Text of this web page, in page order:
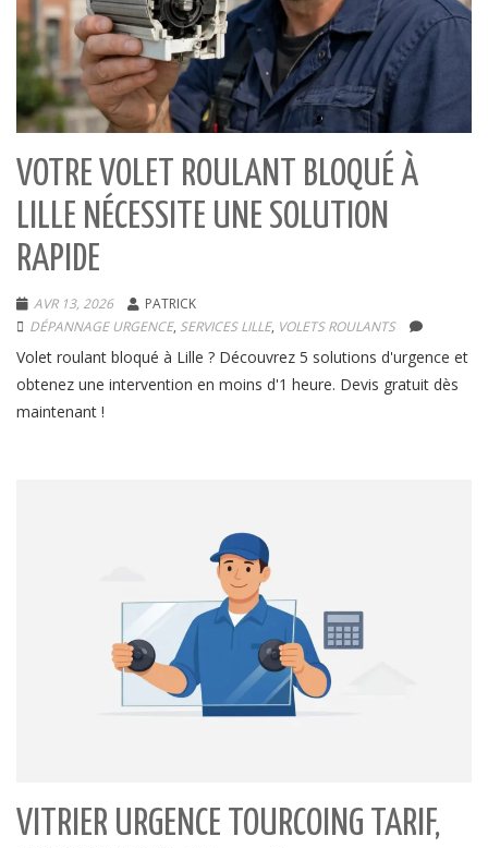
VOTRE VOLET ROULANT BLOQUÉ À
LILLE NÉCESSITE UNE SOLUTION
RAPIDE
AVR 13, 2026
PATRICK
DÉPANNAGE URGENCE, SERVICES LILLE, VOLETS ROULANTS
Volet roulant bloqué à Lille ? Découvrez 5 solutions d'urgence et
obtenez une intervention en moins d'1 heure. Devis gratuit dès
maintenant !
VITRIER URGENCE TOURCOING TARIF,